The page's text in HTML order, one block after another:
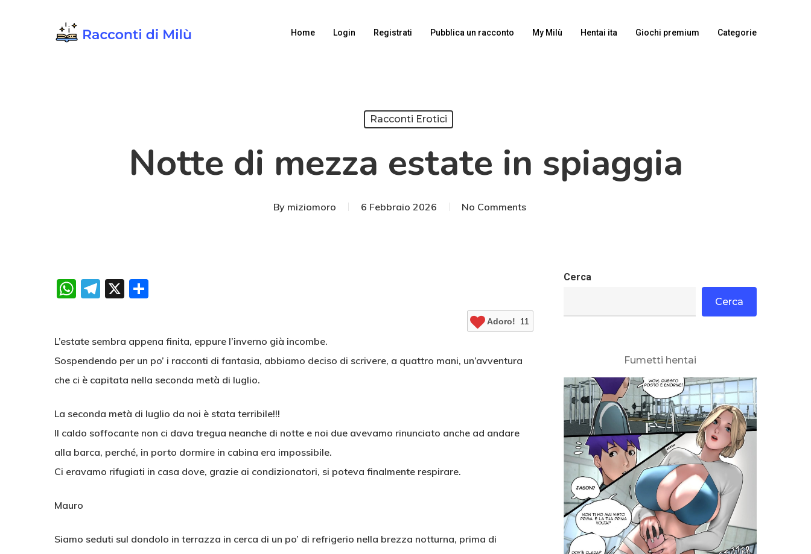
Home Login Registrati Pubblica un racconto My Milù Hentai ita Giochi premium Categorie
Racconti Erotici
Notte di mezza estate in spiaggia
By miziomoro 6 Febbraio 2026 No Comments
WhatsApp
Telegram
X
Adoro! 11
L’estate sembra appena finita, eppure l’inverno già incombe.
Sospendendo per un po’ i racconti di fantasia, abbiamo deciso di scrivere, a quattro mani, un’avventura
che ci è capitata nella seconda metà di luglio.
La seconda metà di luglio da noi è stata terribile!!!
Il caldo soffocante non ci dava tregua neanche di notte e noi due avevamo rinunciato anche ad andare
alla barca, perché, in porto dormire in cabina era impossibile.
Ci eravamo rifugiati in casa dove, grazie ai condizionatori, si poteva finalmente respirare.
Mauro
Siamo seduti sul dondolo in terrazza in cerca di un po’ di refrigerio nella brezza notturna, prima di
Cerca
Cerca
Fumetti hentai